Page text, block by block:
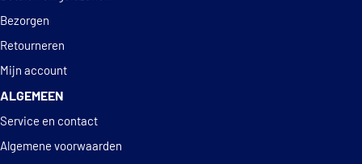
Bezorgen
Retourneren
Mijn account
ALGEMEEN
Service en contact
Algemene voorwaarden